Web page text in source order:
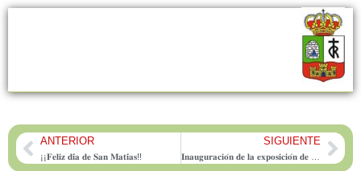
PrevANTERIOR
¡¡𝐅𝐞𝐥𝐢𝐳 𝐝𝐢́𝐚 𝐝𝐞 𝐒𝐚𝐧 𝐌𝐚𝐭𝐢́𝐚𝐬!!
SIGUIENTE